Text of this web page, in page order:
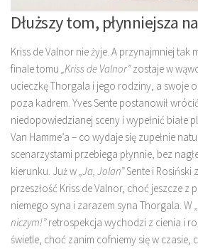
Dłuższy tom, płynniejsza
Kriss de Valnor nie żyje. A przynajmniej tak
finale tomu „Kriss de Valnor”zostaje w
ucieczkę Thorgala i jego rodziny, a swoje
poza kadrem. Yves Sente postanowił
niedopowiedzianej sceny i wypełnić białe
Van Hamme’a – co wydaje się zupełnie
scenarzystami przebiega płynnie, bez
kierunku. Już w„Ja, Jolan”Sente i Rosiński
przeszłość Kriss de Valnor, choć jeszcze z
niemego syna i zarazem syna Thorgala. W
niczym!”retrospekcja wychodzi z cienia i
świetle, choć zanim cofniemy się w czasie,